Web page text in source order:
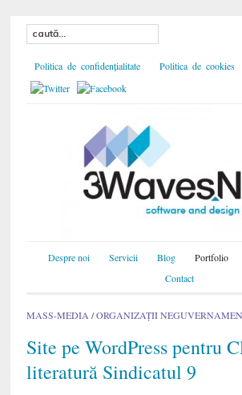
Politica de confidențialitate Politica de cookies
Despre noi Servicii Blog Portfolio
Contact
MASS-MEDIA /ORGANIZAŢII
Site pe WordPress pentru
literatură Sindicatul 9